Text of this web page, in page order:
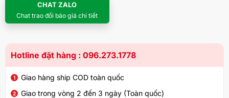
CHAT ZALO
Chat trao đổi báo giá chi tiết
Hotline đặt hàng : 096.273.1778
Giao hàng ship COD toàn quốc
Giao trong vòng 2 đến 3 ngày (Toàn quốc)